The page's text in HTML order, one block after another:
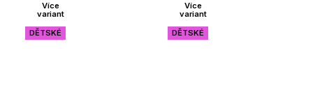
Více
variant
DĚTSKÉ
Více
variant
DĚTSKÉ